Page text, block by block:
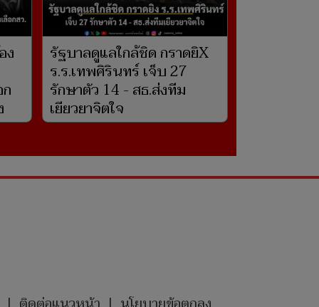
ง
รัฐบาลดูแลใกล้ชิด กราดยิX
ร.ร.เทพศิรินทร์ เจ็บ 27
รักษาตัว 14 - สธ.ส่งทีม
เยียวยาจิตใจ